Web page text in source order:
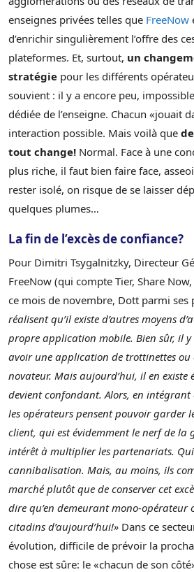
enseignes privées telles que FreeNow
d’enrichir singulièrement l’offre des
plateformes. Et, surtout, un
stratégie pour les différents
souvient : il y a encore peu,
dédiée de l’enseigne. Chacun «jouait
interaction possible. Mais voilà que
tout change! Normal. Face à une
plus riche, il faut bien faire face,
rester isolé, on risque de se laisser
quelques plumes…
La fin de l’excès de confiance?
Pour Dimitri Tsygalnitzky, Directeur
FreeNow (qui compte Tier, Share
ce mois de novembre, Dott parmi ses
réalisent qu’il existe d’autres moyens
propre application mobile. Bien sûr, il
avoir une application de trottinettes ou
novateur. Mais aujourd’hui, il en existe
devient confondant. Alors, en intégrant
les opérateurs pensent pouvoir garder
client, qui est évidemment le nerf de la
intérêt à multiplier les partenariats.
cannibalisation. Mais, au moins, ils
marché plutôt que de conserver cet
dire qu’en demeurant mono-opérateur
citadins d’aujourd’hui!» Dans ce
évolution, difficile de prévoir la
chose est sûre: le «chacun de son